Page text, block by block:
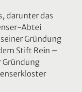
darunter das
Abtei
Gründung
Stift Rein –
Gründung